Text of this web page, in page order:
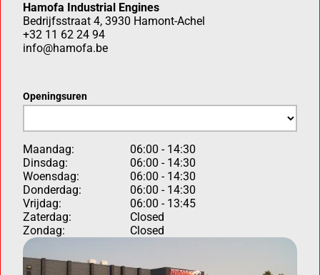
Hamofa Industrial Engines
Bedrijfsstraat 4, 3930 Hamont-Achel
+32 11 62 24 94
info@hamofa.be
Openingsuren
Maandag:
06:00 - 14:30
Dinsdag:
06:00 - 14:30
Woensdag:
06:00 - 14:30
Donderdag:
06:00 - 14:30
Vrijdag:
06:00 - 13:45
Zaterdag:
Closed
Zondag:
Closed